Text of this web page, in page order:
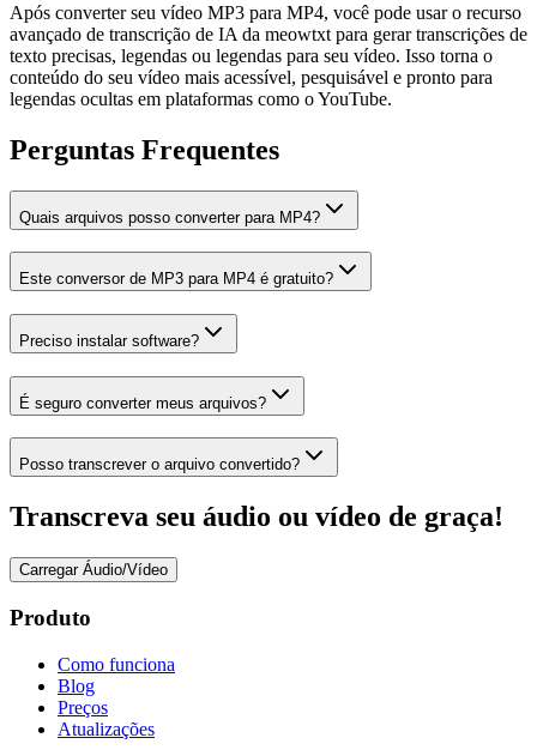
Após converter seu vídeo MP3 para MP4, você pode usar o recurso
avançado de transcrição de IA da meowtxt para gerar transcrições de
texto precisas, legendas ou legendas para seu vídeo. Isso torna o
conteúdo do seu vídeo mais acessível, pesquisável e pronto para
legendas ocultas em plataformas como o YouTube.
Perguntas Frequentes
Quais arquivos posso converter para MP4?
Este conversor de MP3 para MP4 é gratuito?
Preciso instalar software?
É seguro converter meus arquivos?
Posso transcrever o arquivo convertido?
Transcreva seu áudio ou vídeo de graça!
Carregar Áudio/Vídeo
Produto
Como funciona
Blog
Preços
Atualizações